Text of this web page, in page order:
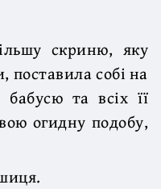
скриню, яку
поставила собі на
та всіх її
огидну подобу,